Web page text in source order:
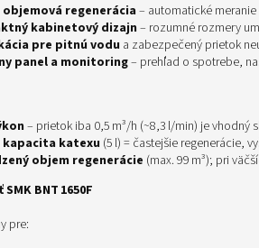
objemová regenerácia – automatické
kabinetový dizajn– rozumné rozmery
pre pitnú vodu a zabezpečený prietok
panel a monitoring– prehľad o spotrebe,
– prietok iba 0,5 m³/h (~8,3 l/min) je
kapacita katexu (5 l) = častejšie regenerácie,
objem regenerácie (max. 99 m³); pri
BNT 1650F
pre: